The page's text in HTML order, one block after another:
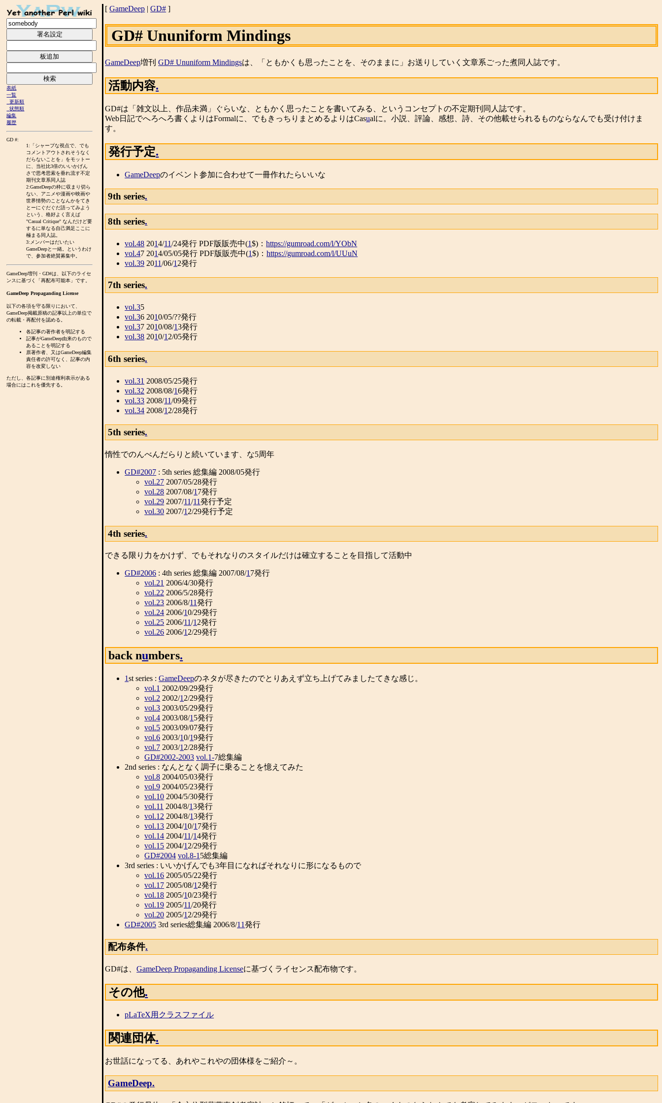
表紙
一覧
更新順
状態順
編集
履歴
GD #:
1:「シャープな視点で、でも
コメントアウトされそうなく
だらないことを」をモットー
に、当社比3倍のいいかげん
さで思考思索を垂れ流す不定
期刊文章系同人誌
2:GameDeepの枠に収まり切ら
ない、アニメや漫画や映画や
世界情勢のことなんかをてき
とーにぐだぐだ語ってみよう
という、格好よく言えば
"Casual Critique" なんだけど要
するに単なる自己満足ここに
極まる同人誌。
3:メンバーはだいたい
GameDeepと一緒。というわけ
で、参加者絶賛募集中。
GameDeep増刊・GD#は、以下のライセ
ンスに基づく「再配布可能本」です。
GameDeep Propaganding License
以下の各項を守る限りにおいて、
GameDeep掲載原稿の記事以上の単位で
の転載・再配付を認める。
各記事の著作者を明記する
記事がGameDeep由来のもので
あることを明記する
原著作者、又はGameDeep編集
責任者の許可なく、記事の内
容を改変しない
ただし、各記事に別途権利表示がある
場合にはこれを優先する。
[GameDeep |GD# ]
GD# Ununiform Mindings
GameDeep増刊GD# Ununiform Mindingsは、「ともかくも思ったことを、そのままに」お送りしていく文章系ごった煮同人誌です。
活動内容.
GD#は「雑文以上、作品未満」ぐらいな、ともかく思ったことを書いてみる、というコンセプトの不定期刊同人誌です。
Web日記でへろへろ書くよりはFormalに、でもきっちりまとめるよりはCasualに。小説、評論、感想、詩、その他載せられるものならなんでも受け付けま
す。
発行予定.
GameDeepのイベント参加に合わせて一冊作れたらいいな
9th series.
8th series.
vol.48 2014/11/24発行 PDF版販売中(1$)：https://gumroad.com/l/YObN
vol.47 2014/05/05発行 PDF版販売中(1$)：https://gumroad.com/l/UUuN
vol.39 2011/06/1 2発行
7th series.
vol.35
vol.36 2010/05/??発行
vol.37 2010/08/13発行
vol.38 2010/1 2/05発行
6th series.
vol.31 2008/05/25発行
vol.32 2008/08/16発行
vol.33 2008/11/09発行
vol.34 2008/1 2/28発行
5th series.
惰性でのんべんだらりと続いています、な5周年
GD#2007 : 5th series 総集編 2008/05発行
vol.27 2007/05/28発行
vol.28 2007/08/1 7発行
vol.29 2007/11/11発行予定
vol.30 2007/1 2/29発行予定
4th series.
できる限り力をかけず、でもそれなりのスタイルだけは確立することを目指して活動中
GD#2006 : 4th series 総集編 2007/08/17発行
vol.21 2006/4/30発行
vol.22 2006/5/28発行
vol.23 2006/8/11発行
vol.24 2006/10/29発行
vol.25 2006/11/12発行
vol.26 2006/12/29発行
back numbers.
1st series :GameDeepのネタが尽きたのでとりあえず立ち上げてみましたてきな感じ。
vol.1 2002/09/29発行
vol.2 2002/1 2/29発行
vol.3 2003/05/29発行
vol.4 2003/08/1 5発行
vol.5 2003/09/07発行
vol.6 2003/10/19発行
vol.7 2003/1 2/28発行
GD#2002-2003 vol.1-7総集編
2nd series : なんとなく調子に乗ることを憶えてみた
vol.8 2004/05/03発行
vol.9 2004/05/23発行
vol.10 2004/5/30発行
vol.11 2004/8/13発行
vol.12 2004/8/13発行
vol.13 2004/10/1 7発行
vol.14 2004/11/14発行
vol.15 2004/1 2/29発行
GD#2004 vol.8-1 5総集編
3rd series : いいかげんでも3年目になればそれなりに形になるもので
vol.16 2005/05/22発行
vol.17 2005/08/1 2発行
vol.18 2005/10/23発行
vol.19 2005/11/20発行
vol.20 2005/1 2/29発行
GD#2005 3rd series総集編 2006/8/1 1発行
配布条件.
GD#は、GameDeep Propaganding Licenseに基づくライセンス配布物です。
その他.
pLaTeX用クラスファイル
関連団体.
お世話になってる、あれやこれやの団体様をご紹介～。
GameDeep.